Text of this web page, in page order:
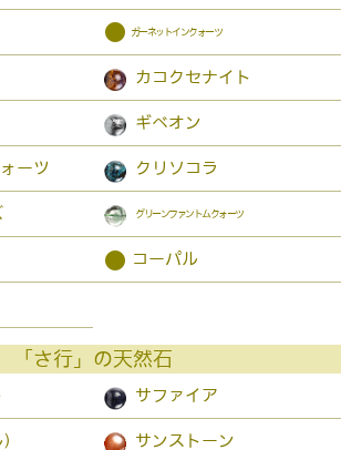
● ガーネットインクォーツ
カコクセナイト
ギベオン
ーツ クリソコラ
グリーンファントムクォーツ
● コーパル
「さ行」の天然石
サファイア
サンストーン